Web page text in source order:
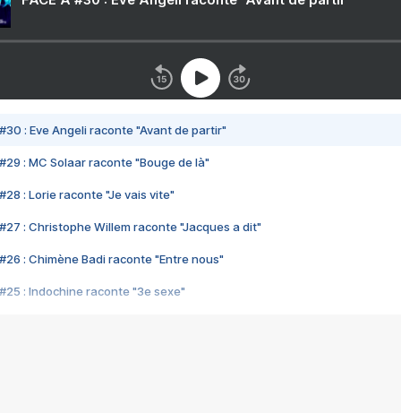
#30 : Eve Angeli raconte "Avant de partir"
#29 : MC Solaar raconte "Bouge de là"
#28 : Lorie raconte "Je vais vite"
#27 : Christophe Willem raconte "Jacques a dit"
#26 : Chimène Badi raconte "Entre nous"
#25 : Indochine raconte "3e sexe"